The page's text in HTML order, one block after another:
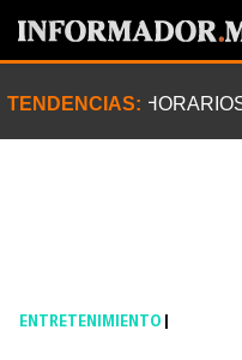
TENDENCIAS:
ENTRETENIMIENTO